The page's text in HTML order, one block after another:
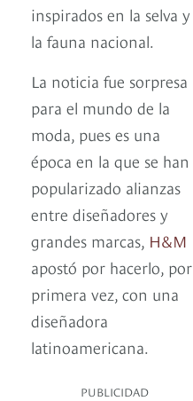
inspirados en la selva y
la fauna nacional.
La noticia fue sorpresa
para el mundo de la
moda, pues es una
época en la que se han
popularizado alianzas
entre diseñadores y
grandes marcas, H&M
apostó por hacerlo, por
primera vez, con una
diseñadora
latinoamericana.
PUBLICIDAD